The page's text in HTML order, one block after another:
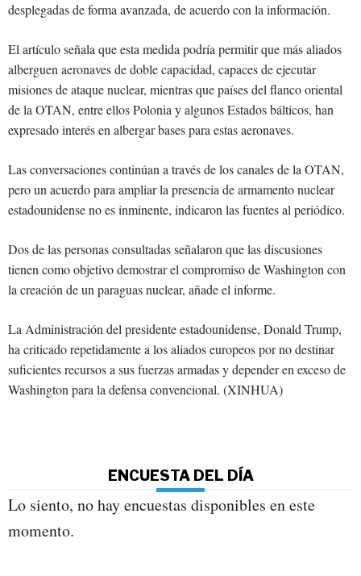
desplegadas de forma avanzada, de acuerdo con la información.
El artículo señala que esta medida podría permitir que más aliados
alberguen aeronaves de doble capacidad, capaces de ejecutar
misiones de ataque nuclear, mientras que países del flanco oriental
de la OTAN, entre ellos Polonia y algunos Estados bálticos, han
expresado interés en albergar bases para estas aeronaves.
Las conversaciones continúan a través de los canales de la OTAN,
pero un acuerdo para ampliar la presencia de armamento nuclear
estadounidense no es inminente, indicaron las fuentes al periódico.
Dos de las personas consultadas señalaron que las discusiones
tienen como objetivo demostrar el compromiso de Washington con
la creación de un paraguas nuclear, añade el informe.
La Administración del presidente estadounidense, Donald Trump,
ha criticado repetidamente a los aliados europeos por no destinar
suficientes recursos a sus fuerzas armadas y depender en exceso de
Washington para la defensa convencional. (XINHUA)
ENCUESTA DEL DÍA
Lo siento, no hay encuestas disponibles en este
momento.